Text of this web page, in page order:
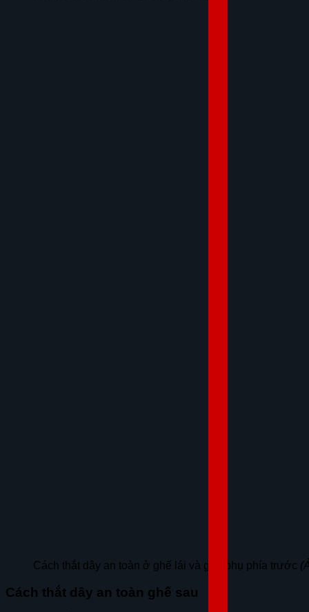
Cách thắt dây an toàn ở ghế lái và ghế phụ phía trước
Cách thắt dây an toàn ghế sau